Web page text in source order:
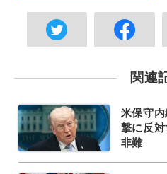
関連
米保守
撃に反
非難